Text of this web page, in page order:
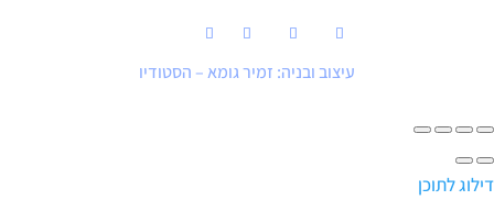
עיצוב ובניה: זמיר גומא – הסטודיו
דילוג לתוכן